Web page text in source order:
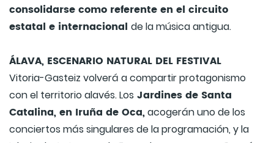
consolidarse como referente en el circuito
estatal e internacional de la música antigua.
ÁLAVA, ESCENARIO NATURAL DEL FESTIVAL
Vitoria-Gasteiz volverá a compartir protagonismo
con el territorio alavés. Los Jardines de Santa
Catalina, en Iruña de Oca,acogerán uno de los
conciertos más singulares de la programación, y la